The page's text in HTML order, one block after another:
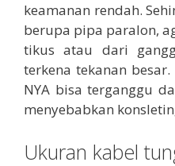
keamanan rendah.
berupa pipa paralon,
tikus atau dari
terkena tekanan
NYA bisa terganggu
menyebabkan
Ukuran kabel